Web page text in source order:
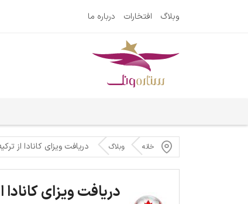
وبلاگ افتخارات درباره ما
خانه وبلاگ دریافت ویزای کانادا از
دریافت ویزای کانادا